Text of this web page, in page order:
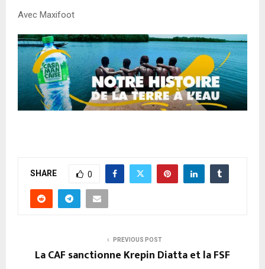
Avec Maxifoot
SHARE 0
PREVIOUS POST
La CAF sanctionne Krepin Diatta et la FSF